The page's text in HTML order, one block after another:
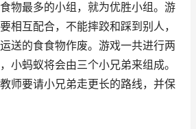
物最多的小组，就为优胜小组。游
相互配合，不能摔跤和踩到别人，
送的食食物作废。游戏一共进行两
小蚂蚁将会由三个小兄弟来组成。
师要请小兄弟走更长的路线，并保